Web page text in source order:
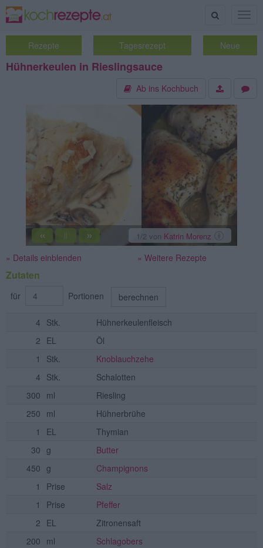
Suche
Rezepte Tagesrezept Neue
Hühnerkeulen in Rieslingsauce
Ab ins Kochbuch
« || » 2/2 von Katrin Morenz
» Details einblenden » Weitere Rezepte
Zutaten
für Portionen berechnen
4 Stk.
Hühnerkeulenfleisch
2 EL
Öl
1
Stk.
Knoblauchzehe
4 Stk.
Schalotten
300 ml
Riesling
250 ml
Hühnerbrühe
1
EL
Thymian
30 g
Butter
450 g
Champignons
1
Prise
Salz
1
Prise
Pfeffer
2 EL
Zitronensaft
200 ml
Schlagobers